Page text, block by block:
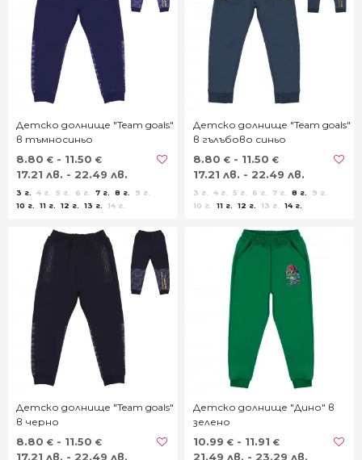
Детско долнище "Team goals"
в тъмносиньо
8.80 € - 11.50 €
17.21 лв. - 22.49 лв.
3 г. 4 г. 5 г. 6 г. 7 г. 8 г.
9 г.
10 г.
11 г. 12 г. 13 г. 14 г.
Детско долнище "Team goals"
в гълъбово синьо
8.80 € - 11.50 €
17.21 лв. - 22.49 лв.
3 г. 4 г. 5 г. 6 г. 7 г. 8 г.
9 г.
10 г.
11 г. 12 г. 13 г. 14 г.
Детско долнище "Team goals"
в черно
8.80 € - 11.50 €
17.21 лв. - 22.49 лв.
Детско долнище "Дино" в
зелено
10.99 € - 11.91 €
21.49 лв. - 23.29 лв.